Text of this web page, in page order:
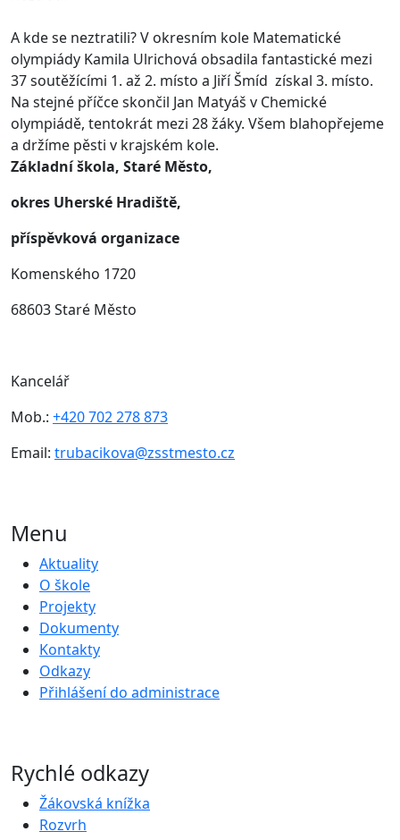
A kde se neztratili? V okresním kole Matematické
olympiády Kamila Ulrichová obsadila fantastické mezi
37 soutěžícími 1. až 2. místo a Jiří Šmíd získal 3. místo.
Na stejné příčce skončil Jan Matyáš v Chemické
olympiádě, tentokrát mezi 28 žáky. Všem blahopřejeme
a držíme pěsti v krajském kole.
Základní škola, Staré Město,
okres Uherské Hradiště,
příspěvková organizace
Komenského 1720
68603 Staré Město
Kancelář
Mob.: +420 702 278 873
Email: trubacikova@zsstmesto.cz
Menu
Aktuality
O škole
Projekty
Dokumenty
Kontakty
Odkazy
Přihlášení do administrace
Rychlé odkazy
Žákovská knížka
Rozvrh